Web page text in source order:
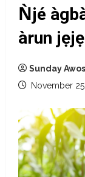
Ǹjé
àrun
Sunday
November